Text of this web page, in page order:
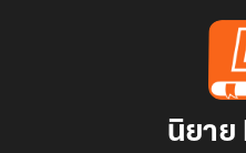
นิยาย